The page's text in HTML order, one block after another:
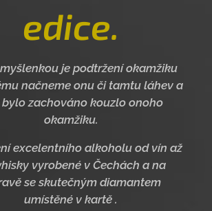
edice.
je podtržení okamžiku
načneme onu či tamtu láhev a
zachováno kouzlo onoho
okamžiku.
excelentního alkoholu od vín až
vyrobené v Čechách a na
se skutečným diamantem
umístěné v kartě .